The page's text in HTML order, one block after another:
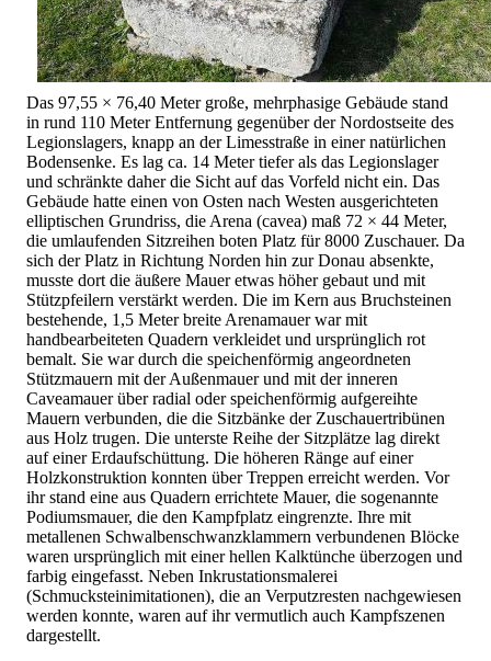
Das 97,55 × 76,40 Meter große, mehrphasige Gebäude stand
in rund 110 Meter Entfernung gegenüber der Nordostseite des
Legionslagers, knapp an der Limesstraße in einer natürlichen
Bodensenke. Es lag ca. 14 Meter tiefer als das Legionslager
und schränkte daher die Sicht auf das Vorfeld nicht ein. Das
Gebäude hatte einen von Osten nach Westen ausgerichteten
elliptischen Grundriss, die Arena (cavea) maß 72 × 44 Meter,
die umlaufenden Sitzreihen boten Platz für 8000 Zuschauer. Da
sich der Platz in Richtung Norden hin zur Donau absenkte,
musste dort die äußere Mauer etwas höher gebaut und mit
Stützpfeilern verstärkt werden. Die im Kern aus Bruchsteinen
bestehende, 1,5 Meter breite Arenamauer war mit
handbearbeiteten Quadern verkleidet und ursprünglich rot
bemalt. Sie war durch die speichenförmig angeordneten
Stützmauern mit der Außenmauer und mit der inneren
Caveamauer über radial oder speichenförmig aufgereihte
Mauern verbunden, die die Sitzbänke der Zuschauertribünen
aus Holz trugen. Die unterste Reihe der Sitzplätze lag direkt
auf einer Erdaufschüttung. Die höheren Ränge auf einer
Holzkonstruktion konnten über Treppen erreicht werden. Vor
ihr stand eine aus Quadern errichtete Mauer, die sogenannte
Podiumsmauer, die den Kampfplatz eingrenzte. Ihre mit
metallenen Schwalbenschwanzklammern verbundenen Blöcke
waren ursprünglich mit einer hellen Kalktünche überzogen und
farbig eingefasst. Neben Inkrustationsmalerei
(Schmucksteinimitationen), die an Verputzresten nachgewiesen
werden konnte, waren auf ihr vermutlich auch Kampfszenen
dargestellt.